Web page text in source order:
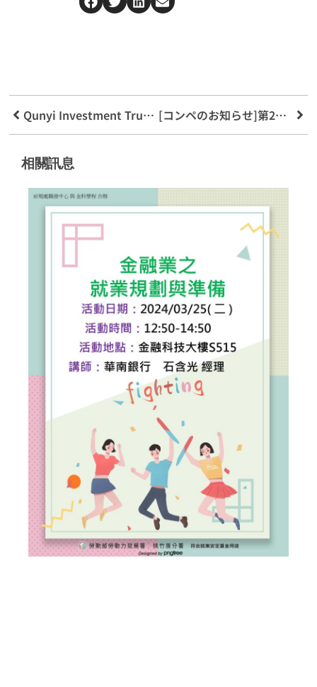
Qunyi Investment TrustがMing Chuan Universityと協力して、ESGグリーンファイナンスの新しいモデルを作成 [コンペのお知らせ]第2回「クオ・ケ・パイン」不動産ビジネス事例分析コンペ_受付開始！ – キャセイ生命保険の不動産部門
相關訊息